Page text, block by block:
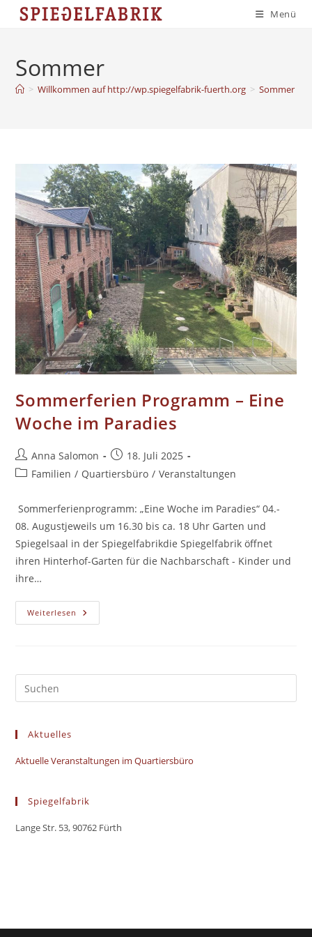
Inhalt
Menü
Sommer
> Willkommen auf http://wp.spiegelfabrik-fuerth.org > Sommer
Sommerferien Programm – Eine
Woche im Paradies
Beitrags-
Autor:
Anna Salomon
Beitrag
veröffentlicht:
18. Juli 2025
Beitrags-
Familien / Quartiersbüro / Veranstaltungen
Sommerferienprogramm: „Eine Woche im Paradies“ 04.-
08. Augustjeweils um 16.30 bis ca. 18 Uhr Garten und
Spiegelsaal in der Spiegelfabrikdie Spiegelfabrik öffnet
ihren Hinterhof-Garten für die Nachbarschaft - Kinder und
ihre…
Weiterlesen Sommerferien
Programm
Paradies
Aktuelles
Aktuelle Veranstaltungen im Quartiersbüro
Spiegelfabrik
Lange Str. 53, 90762 Fürth